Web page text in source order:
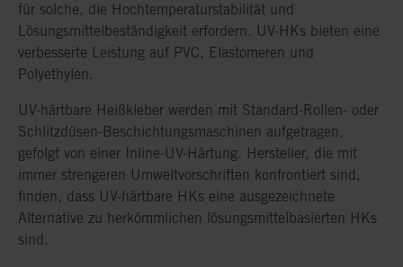
für solche, die Hochtemperaturstabilität und
Lösungsmittelbeständigkeit erfordern. UV-HKs bieten eine
verbesserte Leistung auf PVC, Elastomeren und
Polyethylen.
UV-härtbare Heißkleber werden mit Standard-Rollen- oder
Schlitzdüsen-Beschichtungsmaschinen aufgetragen,
gefolgt von einer Inline-UV-Härtung. Hersteller, die mit
immer strengeren Umweltvorschriften konfrontiert sind,
finden, dass UV-härtbare HKs eine ausgezeichnete
Alternative zu herkömmlichen lösungsmittelbasierten HKs
sind.